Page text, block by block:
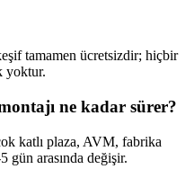
tamamen ücretsizdir; hiçbir
yoktur.
ne kadar sürer?
katlı plaza, AVM, fabrika
gün arasında değişir.